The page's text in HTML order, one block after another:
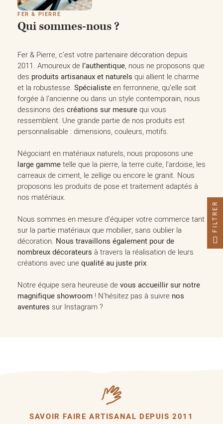
FER & PIERRE
Qui sommes-nous ?
Fer & Pierre, c’est votre partenaire décoration depuis
2011. Amoureux de l’authentique, nous ne proposons que
des produits artisanaux et naturels qui allient le charme
et la robustesse. Spécialisteen ferronnerie, qu’elle soit
forgée à l’ancienne ou dans un style contemporain, nous
dessinons des créations sur mesurequi vous
ressemblent. Une grande partie de nos produits est
personnalisable : dimensions, couleurs, motifs.
Négociant en matériaux naturels, nous proposons une
large gammetelle que la pierre, la terre cuite, l’ardoise, les
carreaux de ciment, le zellige ou encore le granit. Nous
proposons les produits de pose et traitement adaptés à
nos matériaux.
Nous sommes en mesure d’équiper votre commerce tant
sur la partie matériaux que mobilier, sans oublier la
décoration. Nous travaillons également pour de
nombreux décorateurs à travers la réalisation de leurs
créations avec unequalité au juste prix.
Notre équipe sera heureuse devous accueillir sur notre
magnifique showroom ! N’hésitez pas à suivre nos
aventures sur Instagram ?
SAVOIR FAIRE ARTISANAL DEPUIS 2011
FILTRER